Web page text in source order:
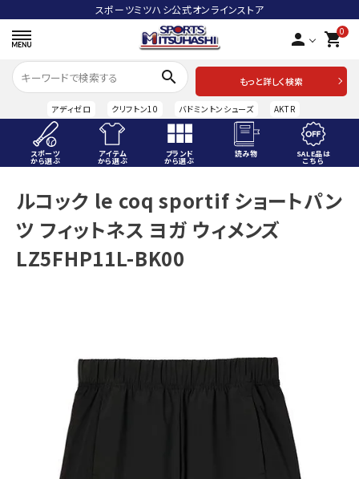
スポーツミツハシ公式オンラインストア
person 0
shopping_cart
search
もっと詳しく検索
アディゼロ クリフトン10 バドミントンシューズ AKTR
スポーツ
から選ぶ
アイテム
から選ぶ
ブランド
から選ぶ
読み物 SALE品は
こちら
ACCOUNT MENU
ようこそ ゲスト 様
meeting_room ログイン person 会員登録
ブランドから選ぶ
SALE品はこちら
INFORMATIOM
ルコック le coq sportif ショートパン
ツ フィットネス ヨガ ウィメンズ
LZ5FHP11L-BK00